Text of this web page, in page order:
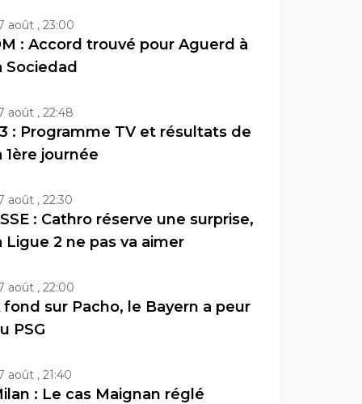
août , 23:00
: Accord trouvé pour Aguerd à
Sociedad
août , 22:48
: Programme TV et résultats de
1ère journée
août , 22:30
: Cathro réserve une surprise,
Ligue 2 ne pas va aimer
août , 22:00
fond sur Pacho, le Bayern a peur
PSG
août , 21:40
: Le cas Maignan réglé